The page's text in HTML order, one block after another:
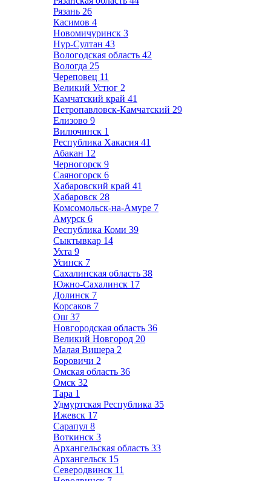
Рязань 26
Касимов 4
Новомичуринск 3
Нур-Султан 43
Вологодская область 42
Вологда 25
Череповец 11
Великий Устюг 2
Камчатский край 41
Петропавловск-Камчатский 29
Елизово 9
Вилючинск 1
Республика Хакасия 41
Абакан 12
Черногорск 9
Саяногорск 6
Хабаровский край 41
Хабаровск 28
Комсомольск-на-Амуре 7
Амурск 6
Республика Коми 39
Сыктывкар 14
Ухта 9
Усинск 7
Сахалинская область 38
Южно-Сахалинск 17
Долинск 7
Корсаков 7
Ош 37
Новгородская область 36
Великий Новгород 20
Малая Вишера 2
Боровичи 2
Омская область 36
Омск 32
Тара 1
Удмуртская Республика 35
Ижевск 17
Сарапул 8
Воткинск 3
Архангельская область 33
Архангельск 15
Северодвинск 11